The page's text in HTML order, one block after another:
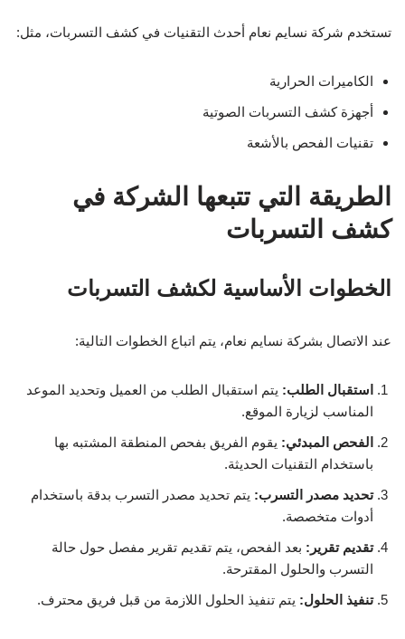
تستخدم شركة نسايم نعام أحدث التقنيات في كشف التسربات، مثل:
الكاميرات الحرارية
أجهزة كشف التسربات الصوتية
تقنيات الفحص بالأشعة
الطريقة التي تتبعها الشركة في
كشف التسربات
الخطوات الأساسية لكشف التسربات
عند الاتصال بشركة نسايم نعام، يتم اتباع الخطوات التالية:
استقبال الطلب: يتم استقبال الطلب من العميل وتحديد الموعد
المناسب لزيارة الموقع.
الفحص المبدئي: يقوم الفريق بفحص المنطقة المشتبه بها
باستخدام التقنيات الحديثة.
تحديد مصدر التسرب: يتم تحديد مصدر التسرب بدقة باستخدام
أدوات متخصصة.
تقديم تقرير: بعد الفحص، يتم تقديم تقرير مفصل حول حالة
التسرب والحلول المقترحة.
تنفيذ الحلول: يتم تنفيذ الحلول اللازمة من قبل فريق محترف.